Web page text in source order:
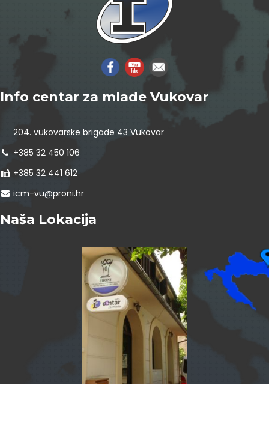
Info centar za mlade Vukovar
204. vukovarske brigade 43 Vukovar
+385 32 450 106
+385 32 441 612
icm-vu@proni.hr
Naša Lokacija